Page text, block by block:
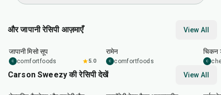
और जापानी रेसिपी आज़माएँ View All
45
जापानी मिसो सूप
C comfortfoods 5.0
रामेन
C comfortfoods
चिकन
C
Carson Sweezy की रेसिपी देखें View All